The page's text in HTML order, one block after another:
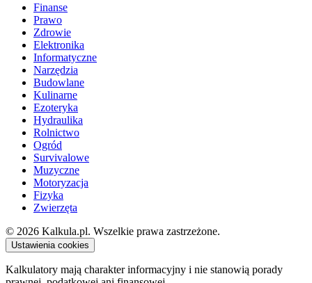
Finanse
Prawo
Zdrowie
Elektronika
Informatyczne
Narzędzia
Budowlane
Kulinarne
Ezoteryka
Hydraulika
Rolnictwo
Ogród
Survivalowe
Muzyczne
Motoryzacja
Fizyka
Zwierzęta
© 2026 Kalkula.pl. Wszelkie prawa zastrzeżone.
Ustawienia cookies
Kalkulatory mają charakter informacyjny i nie stanowią porady